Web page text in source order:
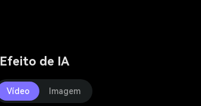
Efeito de IA
Vídeo Imagem